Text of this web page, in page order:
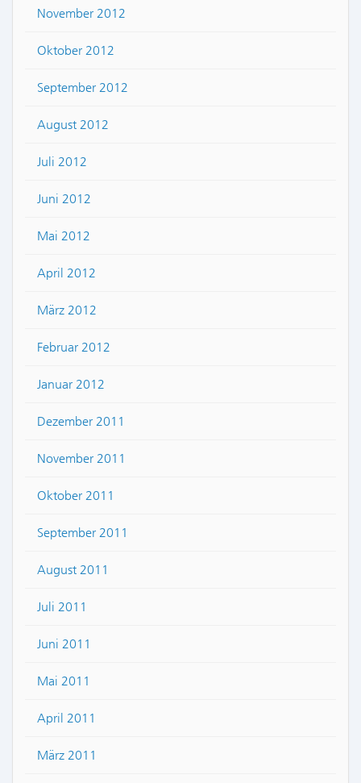
November 2012
Oktober 2012
September 2012
August 2012
Juli 2012
Juni 2012
Mai 2012
April 2012
März 2012
Februar 2012
Januar 2012
Dezember 2011
November 2011
Oktober 2011
September 2011
August 2011
Juli 2011
Juni 2011
Mai 2011
April 2011
März 2011